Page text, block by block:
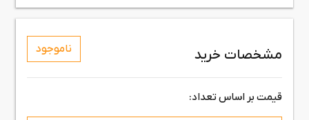
مشخصات خرید ناموجود
قیمت بر اساس تعداد: